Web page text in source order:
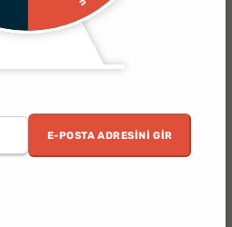
E-POSTA ADRESINI GIR
5 al 4 öde